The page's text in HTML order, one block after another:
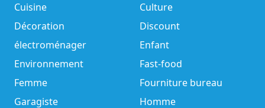
Cuisine
Culture
Décoration
Discount
électroménager
Enfant
Environnement
Fast-food
Femme
Fourniture bureau
Garagiste
Homme